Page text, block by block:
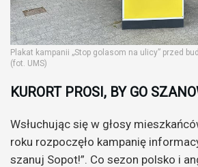
Plakat kampanii „Stop golasom na ulicy” przed
(fot. UMS)
KURORT PROSI, BY GO
Wsłuchując się w głosy
roku rozpoczęło kampanię
szanuj Sopot!”. Co sezon polsko i